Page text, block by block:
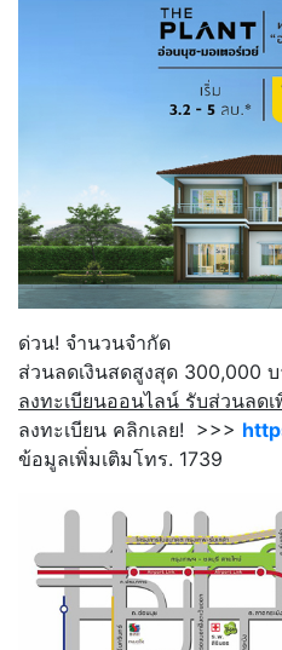
ด่วน! จำนวนจำกัด
ส่วนลดเงินสดสูงสุด 300,000
ลงทะเบียนออนไลน์ รับส่วนลดเ
ลงทะเบียน คลิกเลย! >>>
ข้อมูลเพิ่มเติมโทร. 1739